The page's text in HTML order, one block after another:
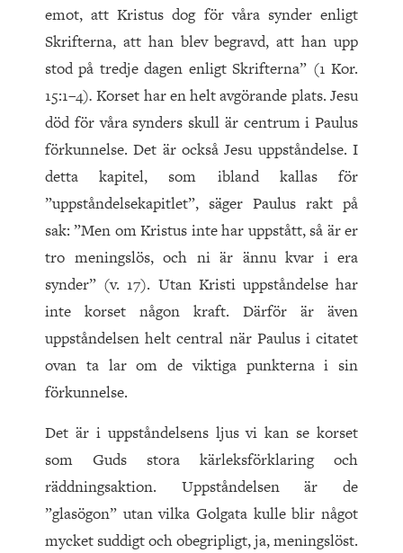
emot, att Kristus dog för våra synder enligt
Skrifterna, att han blev begravd, att han upp
stod på tredje dagen enligt Skrifterna” (1 Kor.
15:1–4).Korset har en helt avgörande plats. Jesu
död för våra synders skull är centrum i Paulus
förkunnelse. Det är också Jesu uppståndelse. I
detta kapitel, som ibland kallas för
”uppståndelsekapitlet”, säger Paulus rakt på
sak: ”Men om Kristus inte har uppstått, så är er
tro meningslös, och ni är ännu kvar i era
synder” (v. 17). Utan Kristi uppståndelse har
inte korset någon kraft. Därför är även
uppståndelsen helt central när Paulus i citatet
ovan ta lar om de viktiga punkterna i sin
förkunnelse.
Det är i uppståndelsens ljus vi kan se korset
som Guds stora kärleksförklaring och
räddningsaktion. Uppståndelsen är de
”glasögon” utan vilka Golgata kulle blir något
mycket suddigt och obegripligt, ja, meningslöst.